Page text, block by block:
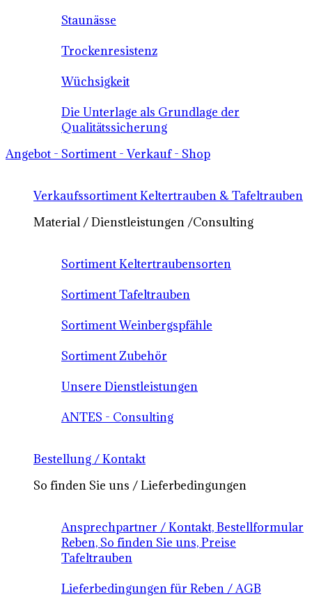
Staunässe
Trockenresistenz
Wüchsigkeit
Die Unterlage als Grundlage der
Qualitätssicherung
Angebot - Sortiment - Verkauf - Shop
Verkaufssortiment Keltertrauben & Tafeltrauben
Material / Dienstleistungen /Consulting
Sortiment Keltertraubensorten
Sortiment Tafeltrauben
Sortiment Weinbergspfähle
Sortiment Zubehör
Unsere Dienstleistungen
ANTES - Consulting
Bestellung / Kontakt
So finden Sie uns / Lieferbedingungen
Ansprechpartner / Kontakt, Bestellformular
Reben, So finden Sie uns, Preise
Tafeltrauben
Lieferbedingungen für Reben / AGB